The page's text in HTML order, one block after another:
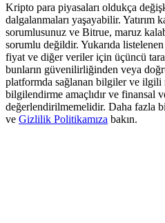
Share 500000 CASHCAT
Exclusive for BitMart Users
Register & Trade to Win
Kripto para piyasaları oldukça
dalgalanmaları yaşayabilir. Yatırım
sorumlusunuz ve Bitrue, maruz
sorumlu değildir. Yukarıda
fiyat ve diğer veriler için üçüncü
bunların güvenilirliğinden veya
platformda sağlanan bilgiler ve ilgili
bilgilendirme amaçlıdır ve finansal
değerlendirilmemelidir. Daha fazla
ve Gizlilik Politikamıza bakın.